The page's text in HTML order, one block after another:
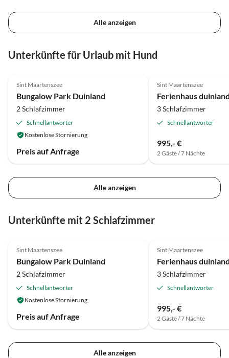
Alle anzeigen
Unterkünfte für Urlaub mit Hund
Sint Maartenszee
Bungalow Park Duinland
2 Schlafzimmer
Schnellantworter
Kostenlose Stornierung
Preis auf Anfrage
Sint Maartenszee
Ferienhaus
3 Schlafzimmer
Schnellantworter
995,- €
2 Gäste / 7 Nächte
Alle anzeigen
Unterkünfte mit 2 Schlafzimmer
Sint Maartenszee
Bungalow Park Duinland
2 Schlafzimmer
Schnellantworter
Kostenlose Stornierung
Preis auf Anfrage
Sint Maartenszee
Ferienhaus
3 Schlafzimmer
Schnellantworter
995,- €
2 Gäste / 7 Nächte
Alle anzeigen